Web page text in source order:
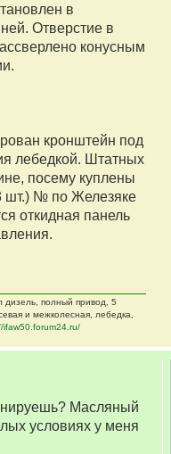
в
Отверстие в
конусным
кронштейн под
лебедкой. Штатных
посему куплены
шт.) № по Железяке
откидная панель
дизель, полный привод, 5
и межколесная, лебедка,
ifaw50.forum24.ru/
Масляный
условиях у меня